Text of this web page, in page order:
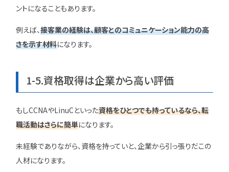
ントになることもあります。
例えば、接客業の経験は、顧客とのコミュニケーション能力の高
さを示す材料になります。
1-5.資格取得は企業から高い評価
もしCCNAやLinuCといった資格をひとつでも持っているなら、転
職活動はさらに簡単になります。
未経験でありながら、資格を持っていと、企業から引っ張りだこの
人材になります。